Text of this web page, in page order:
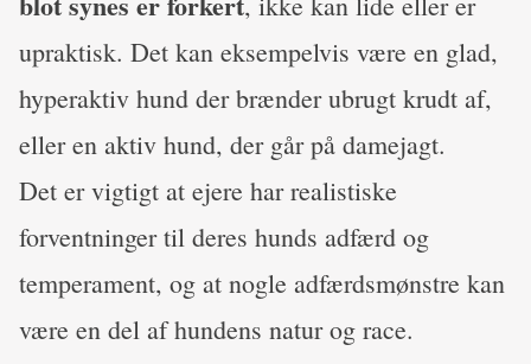
upraktisk. Det kan eksempelvis være en glad,
hyperaktiv hund der brænder ubrugt krudt af,
eller en aktiv hund, der går på damejagt.
Det er vigtigt at ejere har realistiske
forventninger til deres hunds adfærd og
temperament, og at nogle adfærdsmønstre kan
være en del af hundens natur og race.